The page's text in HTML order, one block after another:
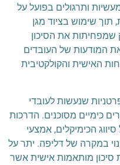
ותרגולים בפועל על
תוך שימוש בציוד מגן
את הסיכון
המודעות של העובדים
האישית והקולקטיבית
שנעשות לעובדי
כימיים מסוכנים. הדרכות
הכימיקלים, אמצעי
במקרה של דליפה. יתר על
מותאמות אישית אשר